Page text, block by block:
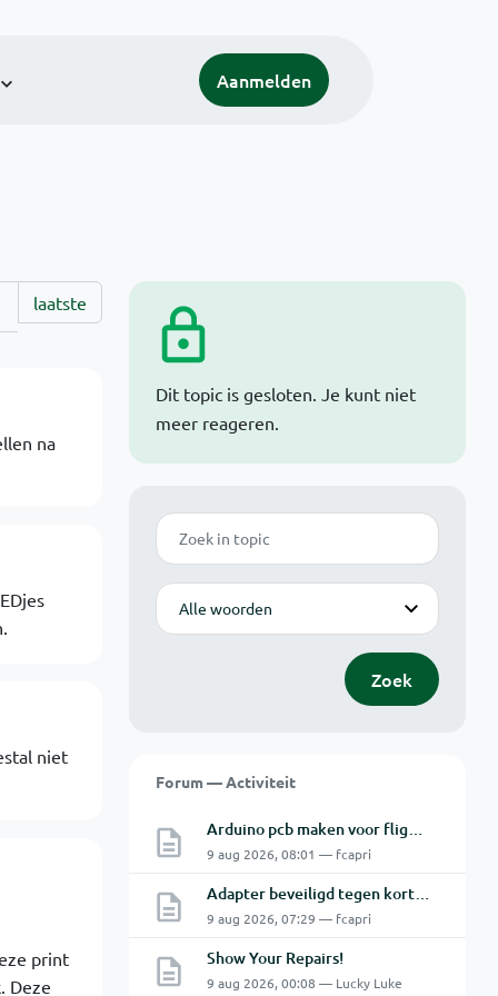
Aanmelden
Dit topic is gesloten. Je kunt niet
meer reageren.
Zoek
Modus
Zoek
Forum — Activiteit
Arduino pcb maken voor flightsim.
9 aug 2026, 08:01 — fcapri
Adapter beveiligd tegen kortsluiting maar toch defect?
9 aug 2026, 07:29 — fcapri
Show Your Repairs!
9 aug 2026, 00:08 — Lucky Luke
laatste
na
niet
print
Deze